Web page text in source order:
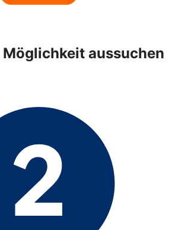
Möglichkeit aussuchen